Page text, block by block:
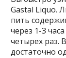
Gastal Liquo.
пить
через 1-3
четырех раз.
достаточно